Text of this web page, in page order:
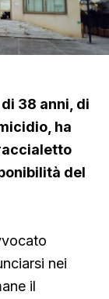
38 anni, di
ha
del
nei
il